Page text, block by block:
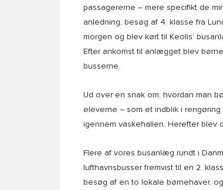
passagererne – mere specifikt de
anledning, besøg af 4. klasse fra
morgen og blev kørt til Keolis’
Efter ankomst til anlægget blev
busserne.
Ud over en snak om, hvordan man
eleverne – som et indblik i
igennem vaskehallen. Herefter blev
Flere af vores busanlæg rundt i
lufthavnsbusser fremvist til en 2.
besøg af en to lokale børnehaver,